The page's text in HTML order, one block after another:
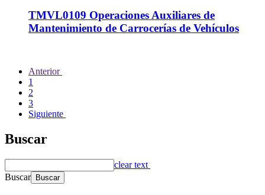
TMVL0109 Operaciones Auxiliares de
Mantenimiento de Carrocerías de Vehículos
Anterior
1
2
3
Siguiente
Buscar
clear text
Buscar